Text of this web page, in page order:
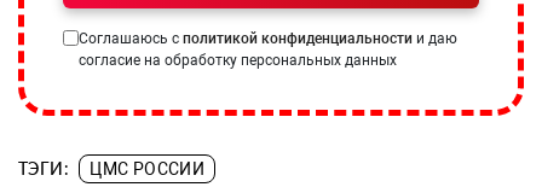
Соглашаюсь с политикой конфиденциальности и даю
согласие на обработку персональных данных
ТЭГИ: ЦМС РОССИИ